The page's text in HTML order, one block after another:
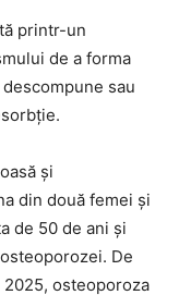
printr-un
de a forma
sau
și
din două femei și
de 50 de ani și
De
osteoporoza